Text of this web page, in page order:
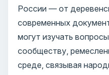
России — от
современных
могут изучать
сообществу,
среде, связывая